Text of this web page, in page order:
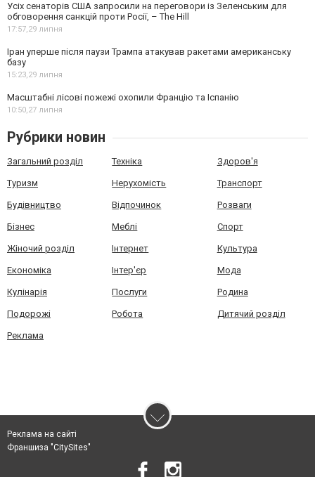
Усіх сенаторів США запросили на переговори із Зеленським для
обговорення санкцій проти Росії, – The Hill
17:57,29 липня
Іран уперше після паузи Трампа атакував ракетами американську
базу
15:23,29 липня
Масштабні лісові пожежі охопили Францію та Іспанію
10:50,27 липня
Рубрики новин
Загальний розділ Техніка Здоров'я
Туризм Нерухомість Транспорт
Будівництво Відпочинок Розваги
Бізнес Меблі Спорт
Жіночий розділ Інтернет Культура
Економіка Інтер'єр Мода
Кулінарія Послуги Родина
Подорожі Робота Дитячий розділ
Реклама
Реклама на сайті
Франшиза "CitySites"